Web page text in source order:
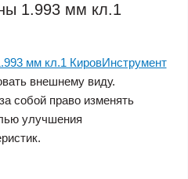
1.993 мм кл.1
внешнему виду.
собой право изменять
улучшения